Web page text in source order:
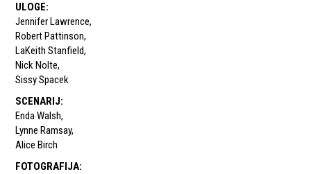
ULOGE:
Jennifer Lawrence,
Robert Pattinson,
LaKeith Stanfield,
Nick Nolte,
Sissy Spacek
SCENARIJ:
Enda Walsh,
Lynne Ramsay,
Alice Birch
FOTOGRAFIJA: